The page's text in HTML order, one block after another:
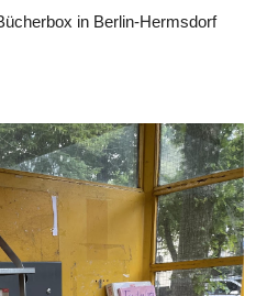
in Berlin-Hermsdorf